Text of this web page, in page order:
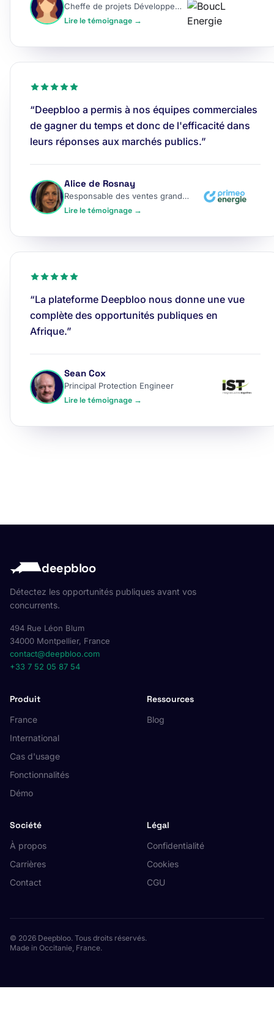
Cheffe de projets Développement
Lire le témoignage →
“Deepbloo a permis à nos équipes commerciales
de gagner du temps et donc de l'efficacité dans
leurs réponses aux marchés publics.”
Alice de Rosnay
Responsable des ventes grands comptes
Lire le témoignage →
“La plateforme Deepbloo nous donne une vue
complète des opportunités publiques en
Afrique.”
Sean Cox
Principal Protection Engineer
Lire le témoignage →
deepbloo
Détectez les opportunités publiques avant vos
concurrents.
494 Rue Léon Blum
34000 Montpellier, France
contact@deepbloo.com
+33 7 52 05 87 54
Produit
France
International
Cas d'usage
Fonctionnalités
Démo
Ressources
Blog
Société
À propos
Carrières
Contact
Légal
Confidentialité
Cookies
CGU
© 2026 Deepbloo. Tous droits réservés.
Made in Occitanie, France.